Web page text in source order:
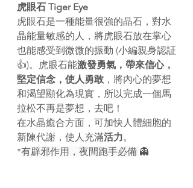
虎眼石 Tiger Eye
虎眼石是一種能量很強的晶石，對水
晶能量敏感的人，將虎眼石放在掌心
也能感受到微微的振動 (小編親身認証
👍)。虎眼石能激發勇氣，帶來信心，
堅定信念，使人勇敢 ，將內心的夢想
和渴望顯化為現實，所以完成一個馬
拉松不再是夢想，去吧！
在水晶癒合方面，可加快人體細胞的
新陳代謝，使人充滿活力。
*有辟邪作用，夜間跑手必備 👻